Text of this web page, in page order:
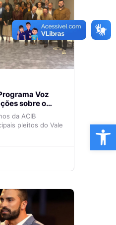
Voz
sobre o
são
na ACIB
da ACIB
pleitos do Vale